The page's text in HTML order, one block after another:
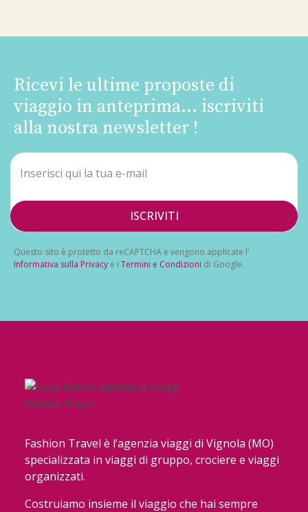
Ricevi le ultime proposte di
viaggio in anteprima... iscriviti
alla nostra newsletter !
ISCRIVITI
Questo sito è protetto da reCAPTCHA e vengono applicate l'
Informativa sulla Privacy e i Termini e Condizioni di Google.
Fashion Travel è l’agenzia viaggi di Vignola (MO)
specializzata in viaggi di gruppo, crociere e viaggi
organizzati.
Costruiamo insieme il viaggio che hai sempre